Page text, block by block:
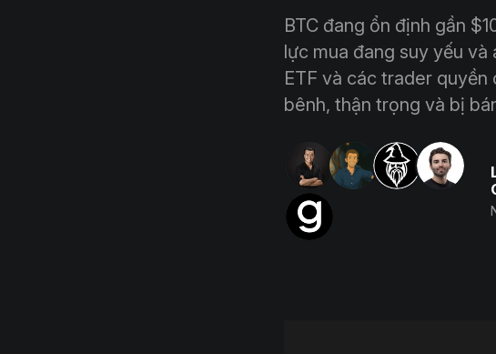
BTC đang ổn định gần
lực mua đang suy yếu
ETF và các trader
bênh, thận trọng và bị